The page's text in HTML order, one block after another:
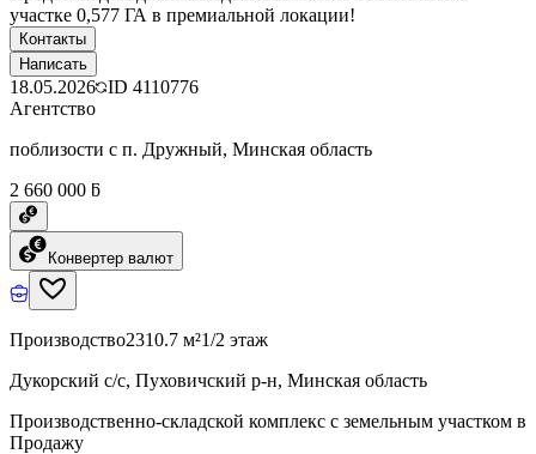
участке 0,577 ГА в премиальной локации!
Контакты
Написать
18.05.2026 ID 4110776
Агентство
поблизости с п. Дружный, Минская область
2 660 000 ƃ
Конвертер валют
Производство2310.7 м²1/2 этаж
Дукорский с/с, Пуховичский р-н, Минская область
Производственно-складской комплекс с земельным участком в
Продажу